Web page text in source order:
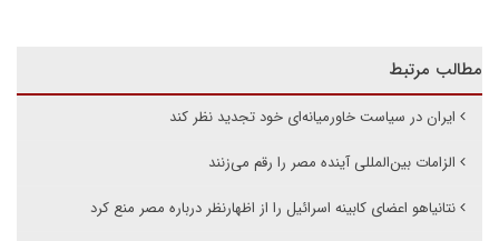
مطالب مرتبط
ایران در سیاست خاورمیانه‌ای خود تجدید نظر کند
الزامات بین‌المللی آینده مصر را رقم می‌زنند
نتانیاهو اعضای کابینه اسرائیل را از اظهارنظر درباره مصر منع کرد